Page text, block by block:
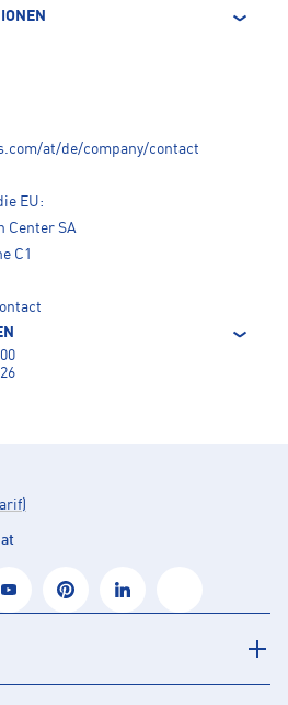
at/de/company/contact
EU:
Center SA
C1